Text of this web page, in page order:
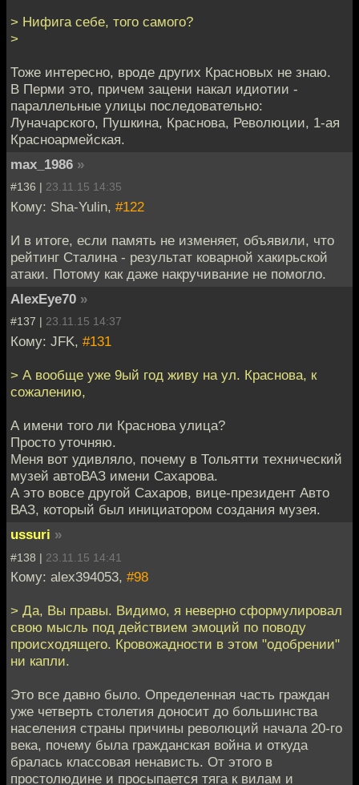
> Нифига себе, того самого?
>
Тоже интересно, вроде других Красновых не знаю.
В Перми это, причем зацени накал идиотии -
параллельные улицы последовательно:
Луначарского, Пушкина, Краснова, Революции, 1-ая
Красноармейская.
max_1986 »
#136 | 23.11.15 14:35
Кому: Sha-Yulin, #122
И в итоге, если память не изменяет, объявили, что
рейтинг Сталина - результат коварной хакирьской
атаки. Потому как даже накручивание не помогло.
AlexEye70 »
#137 | 23.11.15 14:37
Кому: JFK, #131
> А вообще уже 9ый год живу на ул. Краснова, к
сожалению,
А имени того ли Краснова улица?
Просто уточняю.
Меня вот удивляло, почему в Тольятти технический
музей автоВАЗ имени Сахарова.
А это вовсе другой Сахаров, вице-президент Авто
ВАЗ, который был инициатором создания музея.
ussuri »
#138 | 23.11.15 14:41
Кому: alex394053, #98
> Да, Вы правы. Видимо, я неверно сформулировал
свою мысль под действием эмоций по поводу
происходящего. Кровожадности в этом "одобрении"
ни капли.
Это все давно было. Определенная часть граждан
уже четверть столетия доносит до большинства
населения страны причины революций начала 20-го
века, почему была гражданская война и откуда
бралась классовая ненависть. От этого в
простолюдине и просыпается тяга к вилам и